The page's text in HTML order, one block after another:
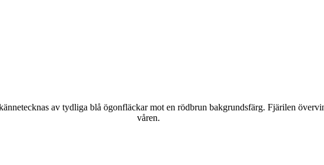
av tydliga blå ögonfläckar mot en rödbrun bakgrundsfärg. Fjärilen
våren.